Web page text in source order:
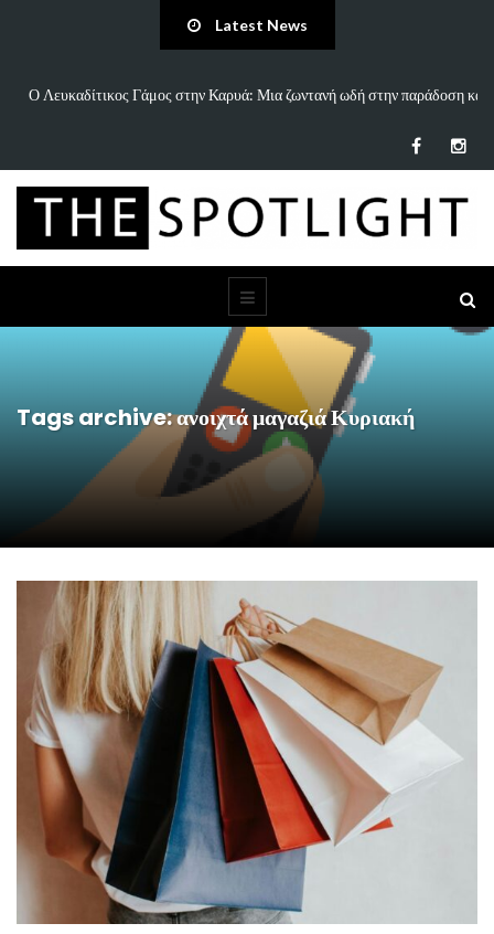
Latest News
Ο Λευκαδίτικος Γάμος στην Καρυά: Μια ζωντανή ωδή στην παράδοση και
Tags archive: ανοιχτά μαγαζιά Κυριακή